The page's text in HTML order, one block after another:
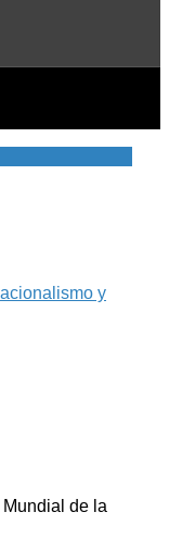
y
de la